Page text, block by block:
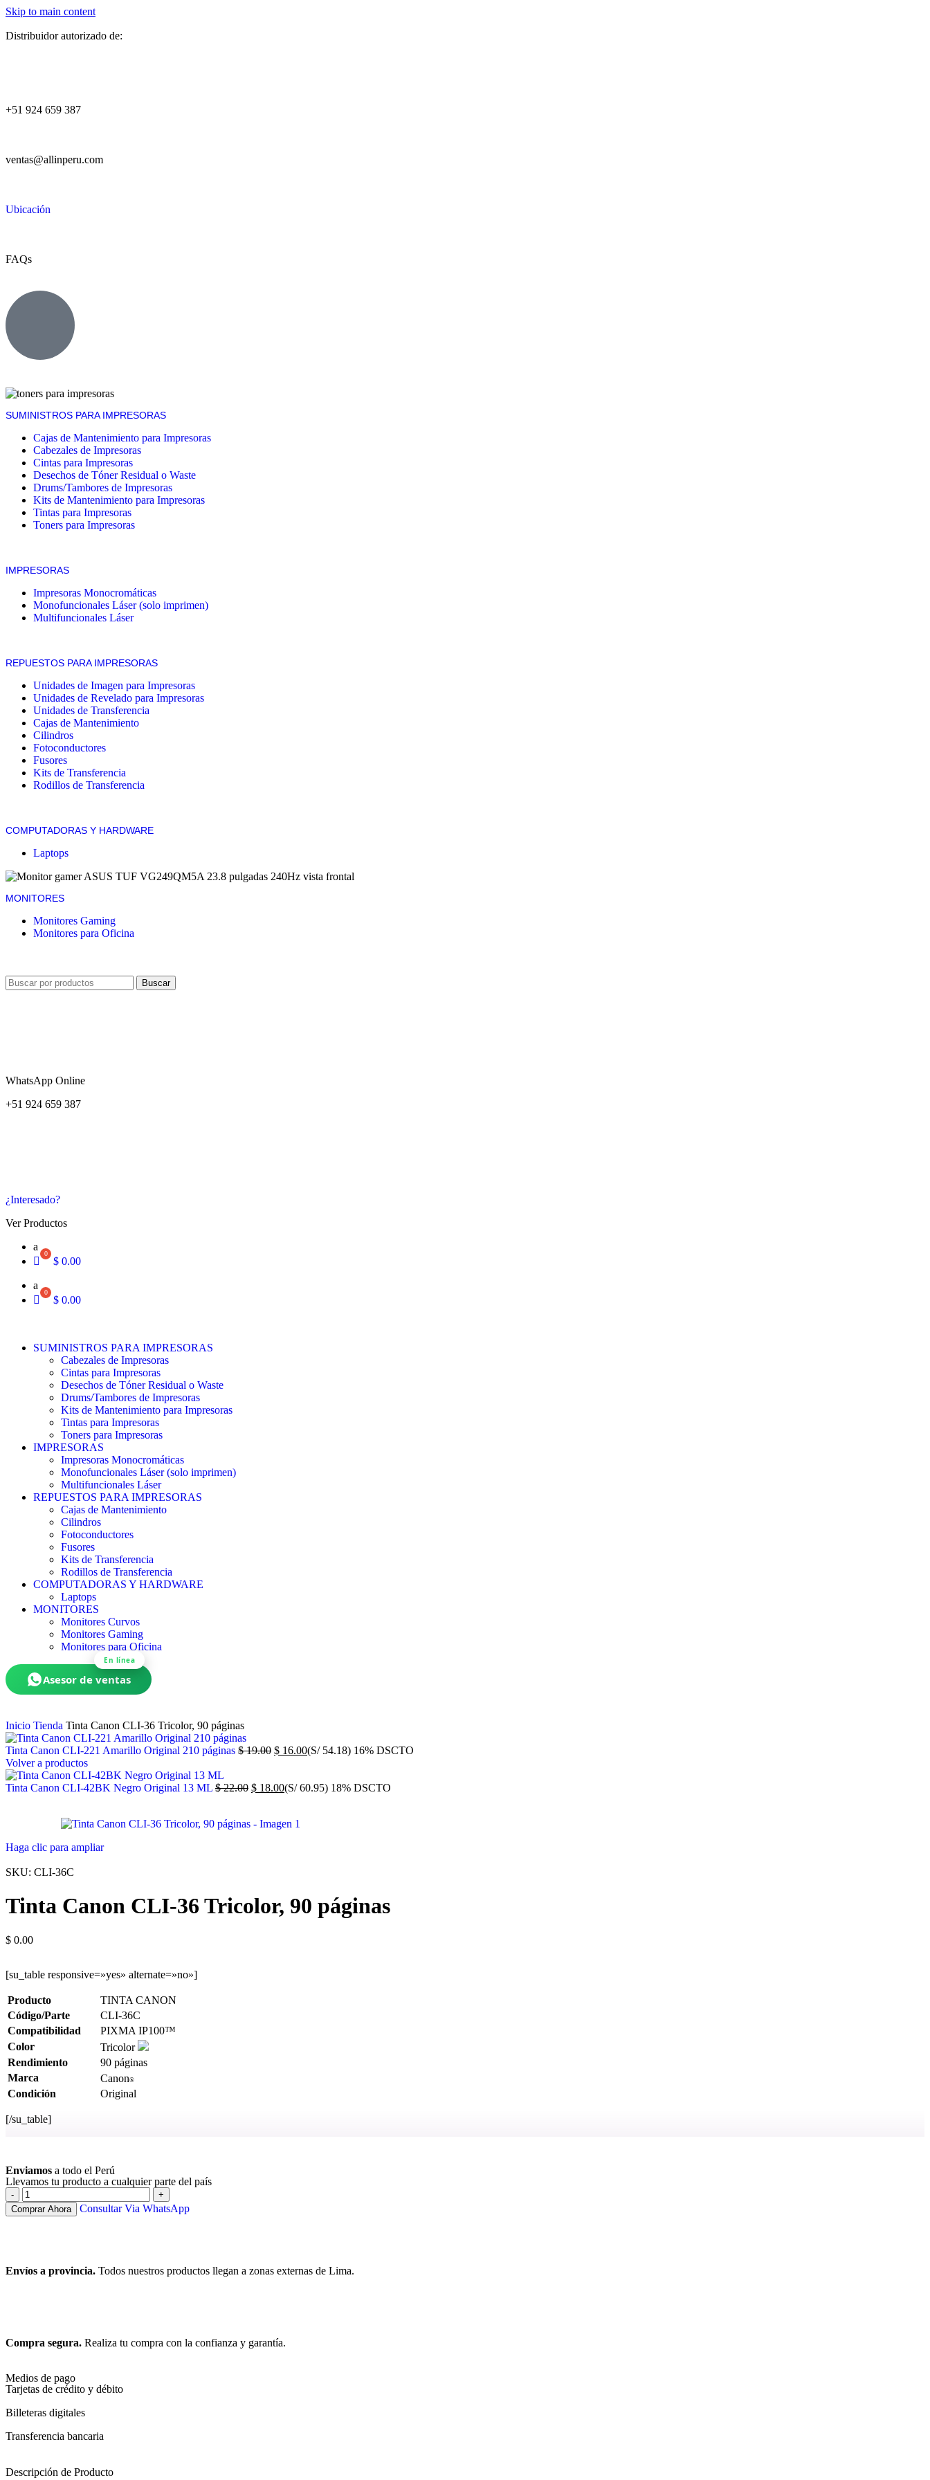
Skip to main content
Distribuidor autorizado de:
+51 924 659 387
ventas@allinperu.com
Ubicación
FAQs
SUMINISTROS PARA IMPRESORAS
Cajas de Mantenimiento para Impresoras
Cabezales de Impresoras
Cintas para Impresoras
Desechos de Tóner Residual o Waste
Drums/Tambores de Impresoras
Kits de Mantenimiento para Impresoras
Tintas para Impresoras
Toners para Impresoras
IMPRESORAS
Impresoras Monocromáticas
Monofuncionales Láser (solo imprimen)
Multifuncionales Láser
REPUESTOS PARA IMPRESORAS
Unidades de Imagen para Impresoras
Unidades de Revelado para Impresoras
Unidades de Transferencia
Cajas de Mantenimiento
Cilindros
Fotoconductores
Fusores
Kits de Transferencia
Rodillos de Transferencia
COMPUTADORAS Y HARDWARE
Laptops
MONITORES
Monitores Gaming
Monitores para Oficina
Buscar
WhatsApp Online
+51 924 659 387
¿Interesado?
Ver Productos
a
$ 0.00
a
$ 0.00
SUMINISTROS PARA IMPRESORAS
Cabezales de Impresoras
Cintas para Impresoras
Desechos de Tóner Residual o Waste
Drums/Tambores de Impresoras
Kits de Mantenimiento para Impresoras
Tintas para Impresoras
Toners para Impresoras
IMPRESORAS
Impresoras Monocromáticas
Monofuncionales Láser (solo imprimen)
Multifuncionales Láser
REPUESTOS PARA IMPRESORAS
Cajas de Mantenimiento
Cilindros
Fotoconductores
Fusores
Kits de Transferencia
Rodillos de Transferencia
COMPUTADORAS Y HARDWARE
Laptops
MONITORES
Monitores Curvos
Monitores Gaming
Monitores para Oficina
En línea
Asesor de ventas
Inicio Tienda Tinta Canon CLI-36 Tricolor, 90 páginas
Tinta Canon CLI-221 Amarillo Original 210 páginas $19.00 $ 16.00(S/ 54.18) 16% DSCTO
Volver a productos
Tinta Canon CLI-42BK Negro Original 13 ML $22.00 $ 18.00(S/ 60.95) 18% DSCTO
Haga clic para ampliar
SKU: CLI-36C
Tinta Canon CLI-36 Tricolor, 90 páginas
$ 0.00
[su_table responsive=»yes» alternate=»no»]
Producto
TINTA CANON
Código/Parte
CLI-36C
Compatibilidad
PIXMA IP100™
Color
Tricolor
Rendimiento
90 páginas
Marca
Canon®
Condición Original
[/su_table]
Enviamos a todo el Perú
Llevamos tu producto a cualquier parte del país
Comprar Ahora Consultar Via WhatsApp
Envíos a provincia. Todos nuestros productos llegan a zonas externas de Lima.
Compra segura. Realiza tu compra con la confianza y garantía.
Medios de pago
Tarjetas de crédito y débito
Billeteras digitales
Transferencia bancaria
Descripción de Producto